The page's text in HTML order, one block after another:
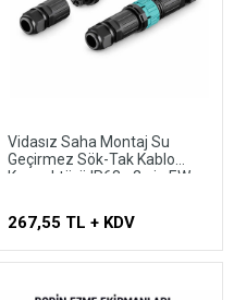
Vidasız Saha Montaj Su
Geçirmez Sök-Tak Kablo
Konnektörü IP68 - 2 pin EW-
267,55 TL + KDV